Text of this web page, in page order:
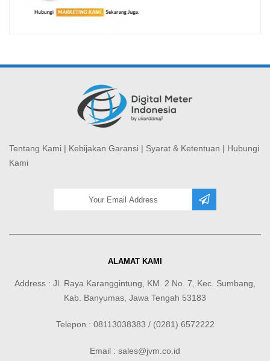
Tentang Kami | Kebijakan Garansi | Syarat & Ketentuan | Hubungi
Kami
ALAMAT KAMI
Address : Jl. Raya Karanggintung, KM. 2 No. 7, Kec. Sumbang,
Kab. Banyumas, Jawa Tengah 53183
Telepon : 08113038383 / (0281) 6572222
Email : sales@jvm.co.id